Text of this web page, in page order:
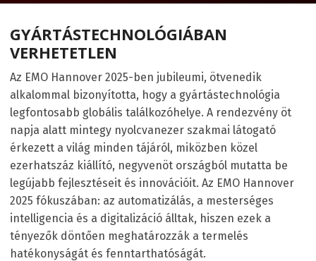
GYÁRTÁSTECHNOLÓGIÁBAN
VERHETETLEN
Az EMO Hannover 2025-ben jubileumi, ötvenedik
alkalommal bizonyította, hogy a gyártástechnológia
legfontosabb globális találkozóhelye. A rendezvény öt
napja alatt mintegy nyolcvanezer szakmai látogató
érkezett a világ minden tájáról, miközben közel
ezerhatszáz kiállító, negyvenöt országból mutatta be
legújabb fejlesztéseit és innovációit. Az EMO Hannover
2025 fókuszában: az automatizálás, a mesterséges
intelligencia és a digitalizáció álltak, hiszen ezek a
tényezők döntően meghatározzák a termelés
hatékonyságát és fenntarthatóságát.